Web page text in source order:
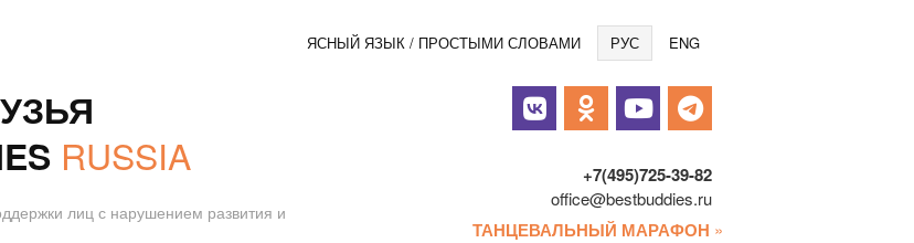
ЯСНЫЙ ЯЗЫК / ПРОСТЫМИ СЛОВАМИ РУС ENG
RUSSIA
лиц с нарушением развития и
+7(495)725-39-82
office@bestbuddies.ru
ТАНЦЕВАЛЬНЫЙ МАРАФОН »